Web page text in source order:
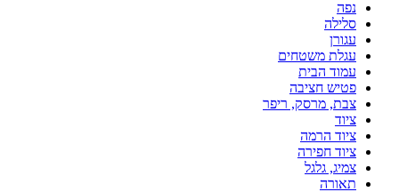
נפה
סלילה
עגורן
עגלת משטחים
עמוד הבית
פטיש חציבה
צבת, מרסק, ריפר
ציוד
ציוד הרמה
ציוד חפירה
צמיג, גלגל
תאורה